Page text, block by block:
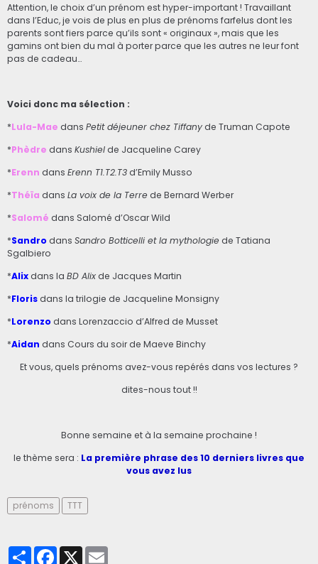
Attention, le choix d’un prénom est hyper-important ! Travaillant
dans l’Educ, je vois de plus en plus de prénoms farfelus dont les
parents sont fiers parce qu’ils sont « originaux », mais que les
gamins ont bien du mal à porter parce que les autres ne leur font
pas de cadeau…
Voici donc ma sélection :
*Lula-Mae dans Petit déjeuner chez Tiffanyde Truman Capote
*Phèdre dans Kushielde Jacqueline Carey
*Erenn dans Erenn T1.T2.T3d’Emily Musso
*Théïa dans La voix de la Terre de Bernard Werber
*Salomé dans Salomé d’Oscar Wild
*Sandro dans Sandro Botticelli et la mythologie de Tatiana
Sgalbiero
*Alixdans la BD Alixde Jacques Martin
*Florisdans la trilogie de Jacqueline Monsigny
*Lorenzo dans Lorenzaccio d’Alfred de Musset
*Aidan dans Cours du soir de Maeve Binchy
Et vous, quels prénoms avez-vous repérés dans vos lectures ?
dites-nous tout !!
Bonne semaine et à la semaine prochaine !
le thème sera : La première phrase des 10 derniers livres que
vous avez lus
prénoms TTT
PartagerFacebook
X